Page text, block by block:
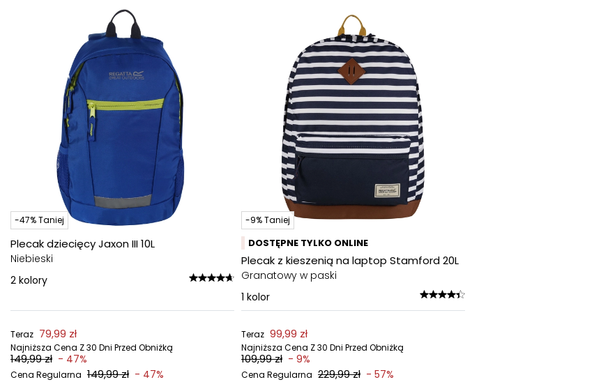
-47% Taniej
Plecak dziecięcy Jaxon III 10L
Niebieski
2 kolory
Teraz 79,99 zł
Najniższa Cena Z 30 Dni Przed Obniżką
149,99 zł - 47%
Cena Regularna 149,99 zł - 47%
-9% Taniej
DOSTĘPNE TYLKO ONLINE
Plecak z kieszenią na laptop Stamford 20L
Granatowy w paski
1 kolor
Teraz 99,99 zł
Najniższa Cena Z 30 Dni Przed Obniżką
109,99 zł - 9%
Cena Regularna 229,99 zł - 57%